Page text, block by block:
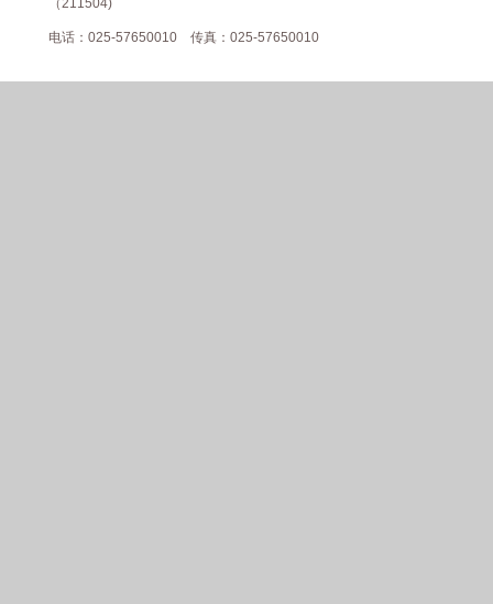
（211504)
电话：025-57650010 传真：025-57650010